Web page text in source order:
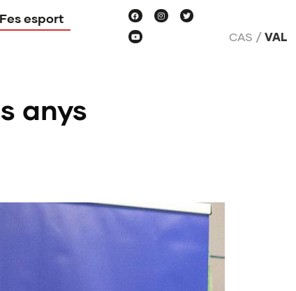
Fes esport
CAS VAL
anys